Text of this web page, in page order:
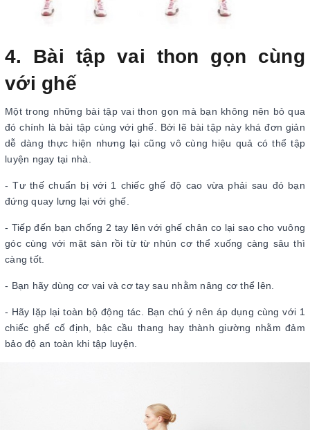
4. Bài tập vai thon gọn cùng
với ghế
Một trong những bài tập vai thon gọn mà bạn không nên bỏ qua
đó chính là bài tập cùng với ghế. Bởi lẽ bài tập này khá đơn giản
dễ dàng thực hiện nhưng lại cũng vô cùng hiệu quả có thể tập
luyện ngay tại nhà.
- Tư thế chuẩn bị với 1 chiếc ghế độ cao vừa phải sau đó bạn
đứng quay lưng lại với ghế.
- Tiếp đến bạn chống 2 tay lên với ghế chân co lại sao cho vuông
góc cùng với mặt sàn rồi từ từ nhún cơ thể xuống càng sâu thì
càng tốt.
- Bạn hãy dùng cơ vai và cơ tay sau nhằm nâng cơ thể lên.
- Hãy lặp lại toàn bộ động tác. Bạn chú ý nên áp dụng cùng với 1
chiếc ghế cố định, bậc cầu thang hay thành giường nhằm đảm
bảo độ an toàn khi tập luyện.